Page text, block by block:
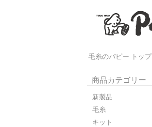
毛糸のパピー トップ
商品カテゴリー
新製品
毛糸
キット